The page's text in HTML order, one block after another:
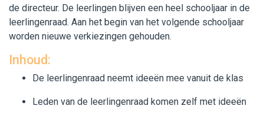
de directeur. De leerlingen blijven een heel schooljaar in de
leerlingenraad. Aan het begin van het volgende schooljaar
worden nieuwe verkiezingen gehouden.
Inhoud:
De leerlingenraad neemt ideeën mee vanuit de klas
Leden van de leerlingenraad komen zelf met ideeën